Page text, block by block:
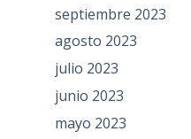
septiembre 2023
agosto 2023
julio 2023
junio 2023
mayo 2023